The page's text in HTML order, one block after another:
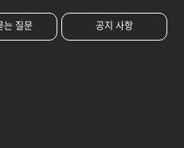
는 질문 공지 사항